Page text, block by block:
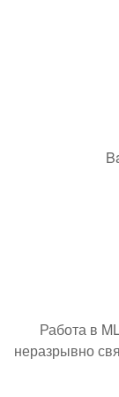
Работа в
неразрывно